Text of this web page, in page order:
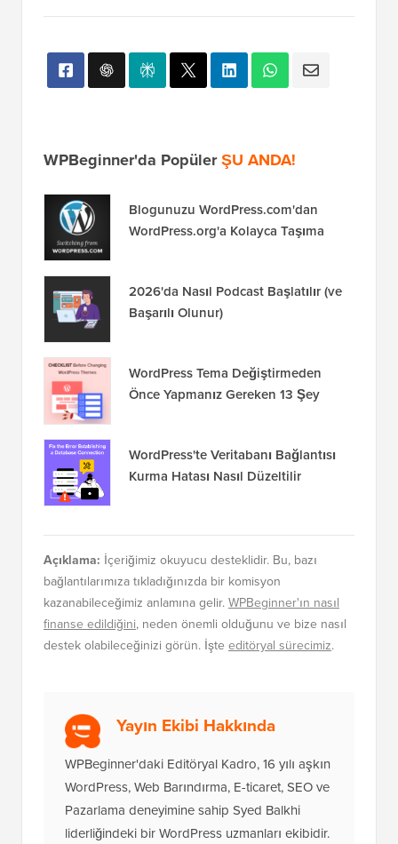
WPBeginner'da PopülerŞU ANDA!
Blogunuzu WordPress.com'dan
WordPress.org'a Kolayca Taşıma
2026'da Nasıl Podcast Başlatılır (ve
Başarılı Olunur)
WordPress Tema Değiştirmeden
Önce Yapmanız Gereken 13 Şey
WordPress'te Veritabanı Bağlantısı
Kurma Hatası Nasıl Düzeltilir
Açıklama: İçeriğimiz okuyucu desteklidir. Bu, bazı
bağlantılarımıza tıkladığınızda bir komisyon
kazanabileceğimiz anlamına gelir.WPBeginner'ın nasıl
finanse edildiğini, neden önemli olduğunu ve bize nasıl
destek olabileceğinizi görün. İşte editöryal sürecimiz.
Yayın Ekibi Hakkında
WPBeginner'daki Editöryal Kadro, 16 yılı aşkın
WordPress, Web Barındırma, E-ticaret, SEO ve
Pazarlama deneyimine sahip Syed Balkhi
liderliğindeki bir WordPress uzmanları ekibidir.